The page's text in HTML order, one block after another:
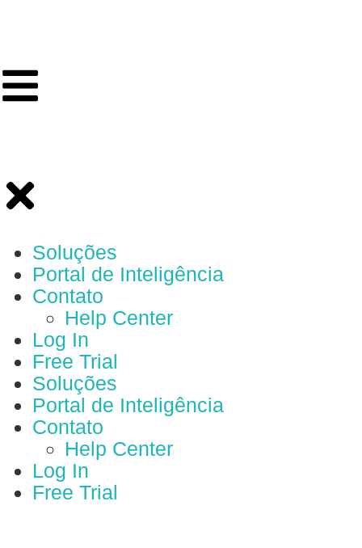
Soluções
Portal de Inteligência
Contato
Help Center
Log In
Free Trial
Soluções
Portal de Inteligência
Contato
Help Center
Log In
Free Trial